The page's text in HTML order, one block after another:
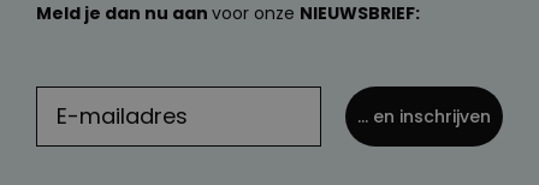
Meld je dan nu aan voor onze NIEUWSBRIEF:
... en inschrijven